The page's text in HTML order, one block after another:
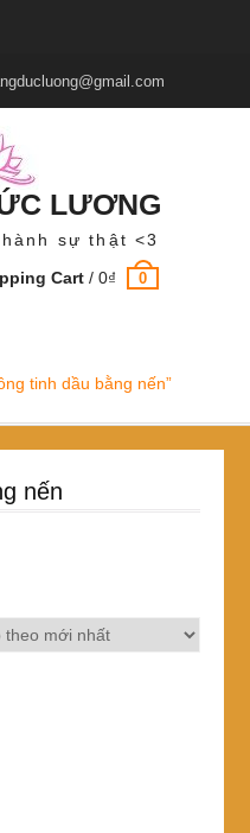
LƯƠNG
sự thật <3
Cart /0₫ 0
tinh dầu bằng nến”
nến